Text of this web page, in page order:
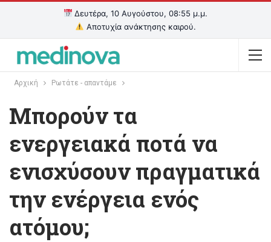
Δευτέρα, 10 Αυγούστου, 08:55 μ.μ.
Αποτυχία ανάκτησης καιρού.
Αρχική Ρωτάτε - απαντάμε
Μπορούν τα
ενεργειακά ποτά να
ενισχύσουν πραγματικά
την ενέργεια ενός
ατόμου;